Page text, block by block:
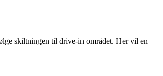
skiltningen til drive-in området. Her vil en